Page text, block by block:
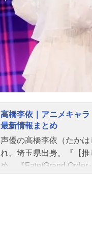
高橋李依｜アニメキャラ
最新情報まとめ
声優の高橋李依（たか
れ、埼玉県出身。『【
め、『Fate/Grand